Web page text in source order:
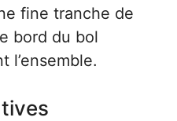
fine tranche de
bord du bol
l’ensemble.